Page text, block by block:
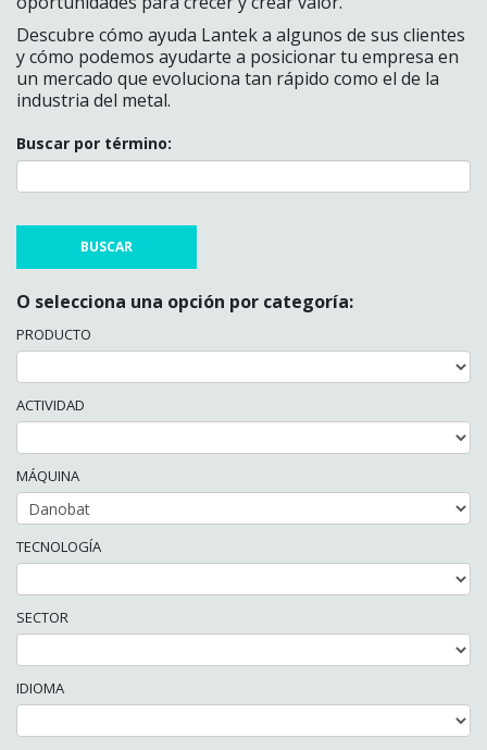
Descubre cómo ayuda Lantek a algunos de sus clientes
y cómo podemos ayudarte a posicionar tu empresa en
un mercado que evoluciona tan rápido como el de la
industria del metal.
Buscar por término:
O selecciona una opción por categoría:
PRODUCTO
ACTIVIDAD
MÁQUINA
TECNOLOGÍA
SECTOR
IDIOMA